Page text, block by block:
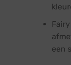
een